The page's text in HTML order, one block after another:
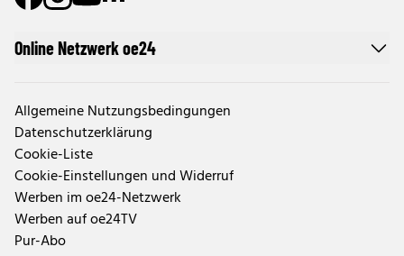
Online Netzwerk oe24
Allgemeine Nutzungsbedingungen
Datenschutzerklärung
Cookie-Liste
Cookie-Einstellungen und Widerruf
Werben im oe24-Netzwerk
Werben auf oe24TV
Pur-Abo